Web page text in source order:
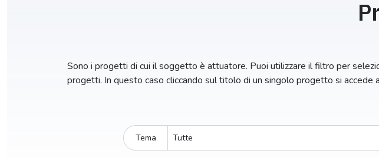
Sono i progetti di cui il soggetto è attuatore. Puoi utilizzare il filtro per
progetti. In questo caso cliccando sul titolo di un singolo progetto si accede
Tema